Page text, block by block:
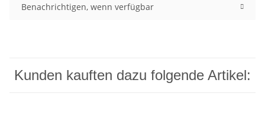
Benachrichtigen, wenn verfügbar
Kunden kauften dazu folgende Artikel: